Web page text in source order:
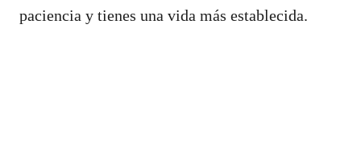
paciencia y tienes una vida más establecida.